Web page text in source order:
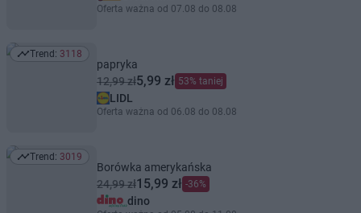
Oferta ważna od 07.08 do 08.08
Trend: 3118
Trend: 3118
papryka
12,99 zł5,99 zł 53% taniej
LIDL
Oferta ważna od 06.08 do 08.08
Trend: 3019
Trend: 3019
Borówka amerykańska
24,99 zł15,99 zł -36%
dino